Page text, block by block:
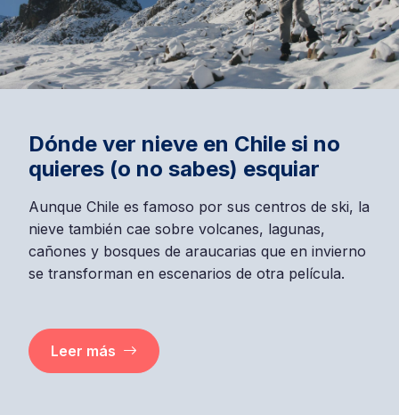
Dónde ver nieve en Chile si no
quieres (o no sabes) esquiar
Aunque Chile es famoso por sus centros de ski, la
nieve también cae sobre volcanes, lagunas,
cañones y bosques de araucarias que en invierno
se transforman en escenarios de otra película.
Leer más